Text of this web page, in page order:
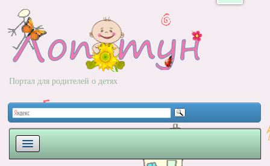
Портал для родителей о детях